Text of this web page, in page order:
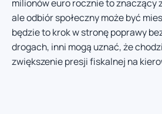
milionów euro rocznie to znaczący
ale odbiór społeczny może być
będzie to krok w stronę poprawy
drogach, inni mogą uznać, że
zwiększenie presji fiskalnej na